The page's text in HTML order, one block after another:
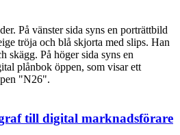
till digital marknadsförare